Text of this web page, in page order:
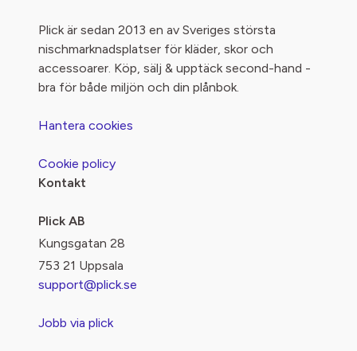
Plick är sedan 2013 en av Sveriges största
nischmarknadsplatser för kläder, skor och
accessoarer. Köp, sälj & upptäck second-hand -
bra för både miljön och din plånbok.
Hantera cookies
Cookie policy
Kontakt
Plick AB
Kungsgatan 28
753 21 Uppsala
support@plick.se
Jobb via plick